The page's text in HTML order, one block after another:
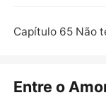
rrega segredos
Capítulo 65 Não
Entre o